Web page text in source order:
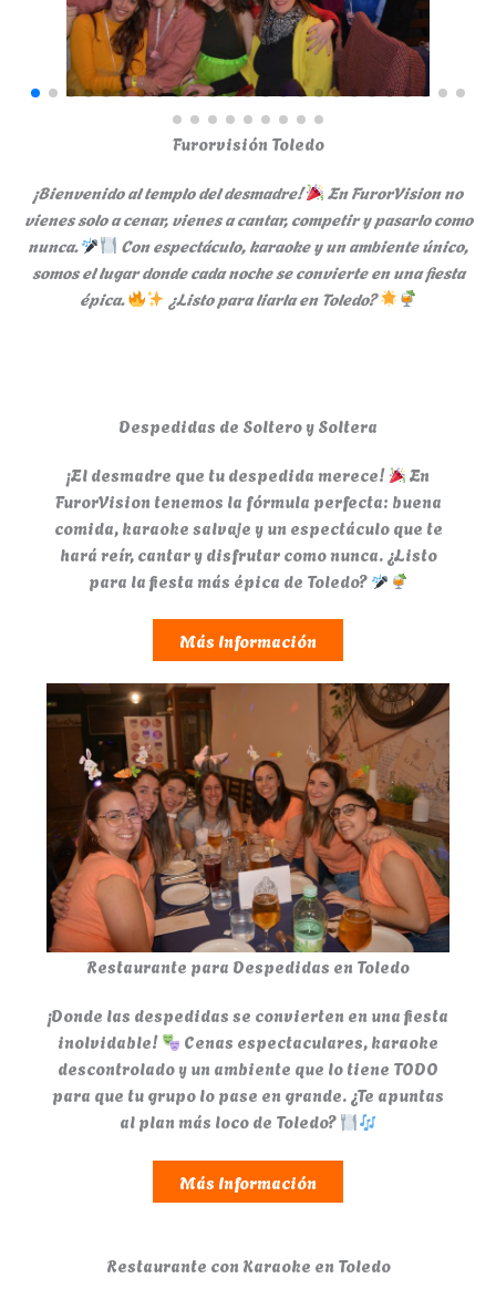
Furorvisión Toledo
¡Bienvenido al templo del desmadre!
En FurorVision no
vienes solo a cenar, vienes a cantar, competir y pasarlo como
nunca.
Con espectáculo, karaoke y un ambiente único,
somos el lugar donde cada noche se convierte en una fiesta
épica.
¿Listo para liarla en Toledo?
Despedidas de Soltero y Soltera
¡El desmadre que tu despedida merece!
En
FurorVision tenemos la fórmula perfecta: buena
comida, karaoke salvaje y un espectáculo que te
hará reír, cantar y disfrutar como nunca. ¿Listo
para la fiesta más épica de Toledo?
Más Información
Restaurante para Despedidas en Toledo
¡Donde las despedidas se convierten en una fiesta
inolvidable!
Cenas espectaculares, karaoke
descontrolado y un ambiente que lo tiene TODO
para que tu grupo lo pase en grande. ¿Te apuntas
al plan más loco de Toledo?
Más Información
Restaurante con Karaoke en Toledo